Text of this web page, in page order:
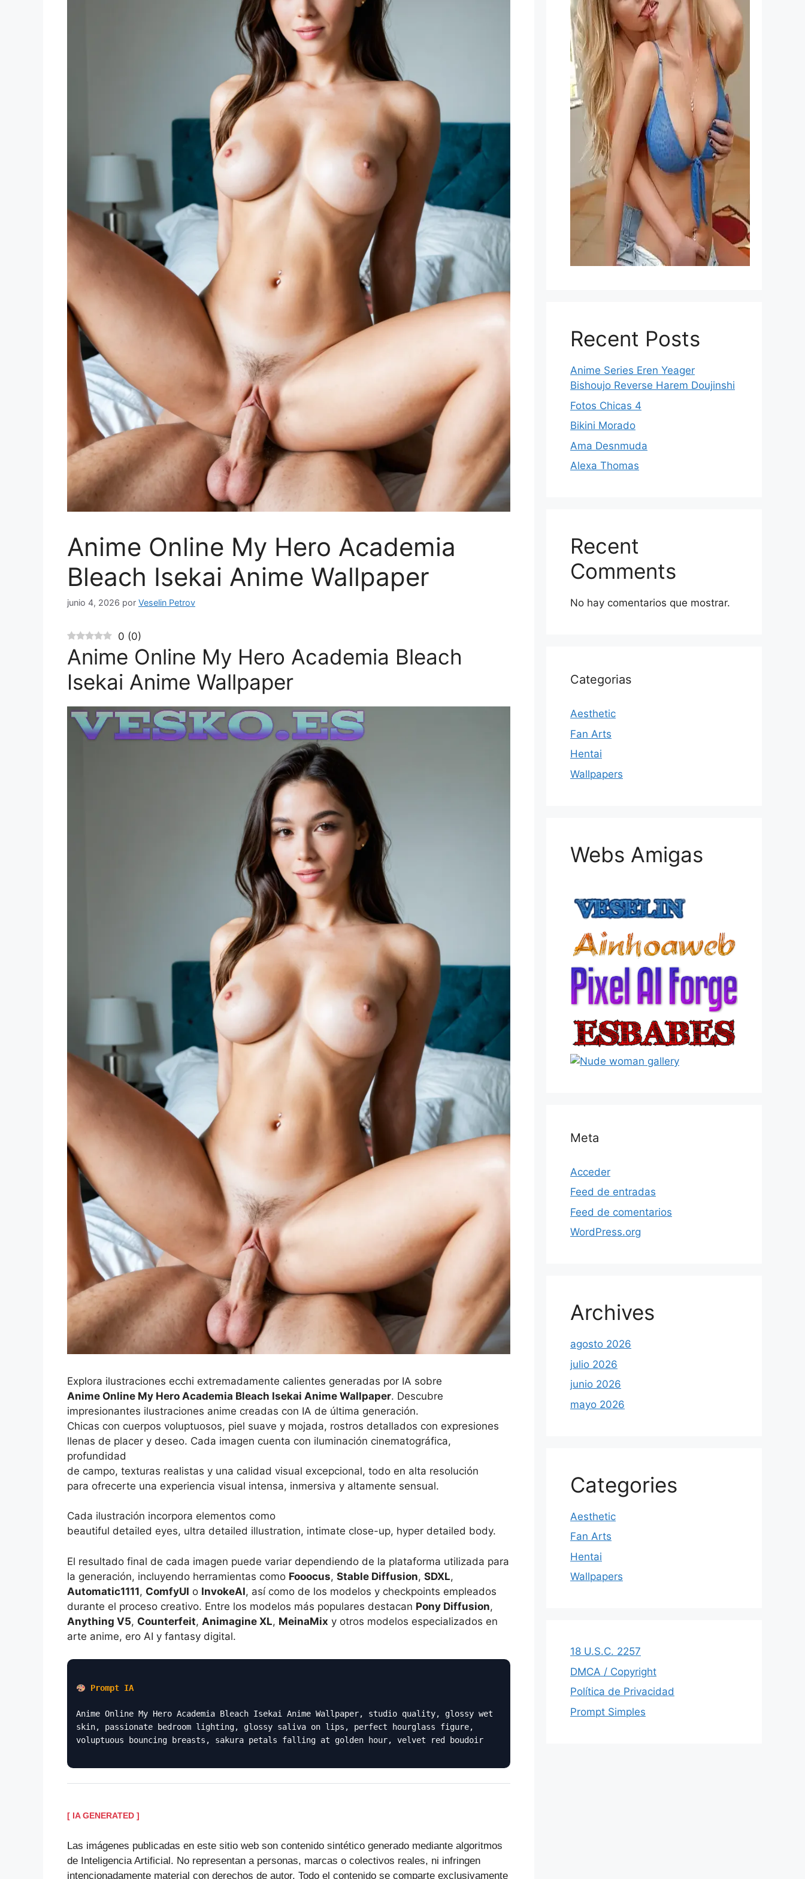
Anime Online My Hero Academia
Bleach Isekai Anime Wallpaper
junio 4, 2026 por Veselin Petrov
0 (0)
Anime Online My Hero Academia Bleach
Isekai Anime Wallpaper
Explora ilustraciones ecchi extremadamente calientes generadas por IA sobre
Anime Online My Hero Academia Bleach Isekai Anime Wallpaper. Descubre
impresionantes ilustraciones anime creadas con IA de última generación.
Chicas con cuerpos voluptuosos, piel suave y mojada, rostros detallados con expresiones
llenas de placer y deseo. Cada imagen cuenta con iluminación cinematográfica,
profundidad
de campo, texturas realistas y una calidad visual excepcional, todo en alta resolución
para ofrecerte una experiencia visual intensa, inmersiva y altamente sensual.
Cada ilustración incorpora elementos como
beautiful detailed eyes, ultra detailed illustration, intimate close-up, hyper detailed body.
El resultado final de cada imagen puede variar dependiendo de la plataforma utilizada para
la generación, incluyendo herramientas como Fooocus, Stable Diffusion, SDXL,
Automatic1111, ComfyUI o InvokeAI, así como de los modelos y checkpoints empleados
durante el proceso creativo. Entre los modelos más populares destacan Pony Diffusion,
Anything V5, Counterfeit, Animagine XL, MeinaMix y otros modelos especializados en
arte anime, ero AI y fantasy digital.
Prompt IA
Anime Online My Hero Academia Bleach Isekai Anime Wallpaper, studio quality, glossy wet
skin, passionate bedroom lighting, glossy saliva on lips, perfect hourglass figure,
voluptuous bouncing breasts, sakura petals falling at golden hour, velvet red boudoir
[ IA GENERATED ]
Las imágenes publicadas en este sitio web son contenido sintético generado mediante algoritmos
de Inteligencia Artificial. No representan a personas, marcas o colectivos reales, ni infringen
intencionadamente material con derechos de autor. Todo el contenido se comparte exclusivamente
Recent Posts
Anime Series Eren Yeager
Bishoujo Reverse Harem Doujinshi
Fotos Chicas 4
Bikini Morado
Ama Desnmuda
Alexa Thomas
Recent
Comments
No hay comentarios que mostrar.
Categorias
Aesthetic
Fan Arts
Hentai
Wallpapers
Webs Amigas
Meta
Acceder
Feed de entradas
Feed de comentarios
WordPress.org
Archives
agosto 2026
julio 2026
junio 2026
mayo 2026
Categories
Aesthetic
Fan Arts
Hentai
Wallpapers
18 U.S.C. 2257
DMCA / Copyright
Política de Privacidad
Prompt Simples